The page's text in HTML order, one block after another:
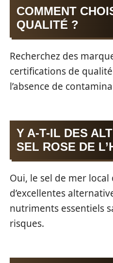
COMMENT
QUALITÉ ?
Recherchez des
certifications de
l’absence de
Y A-T-IL DES
SEL ROSE DE
Oui, le sel de mer
d’excellentes
nutriments essentiels
risques.